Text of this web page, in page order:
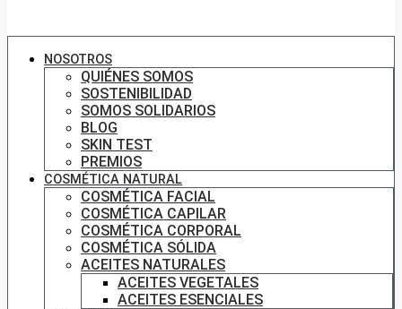
NOSOTROS
QUIÉNES SOMOS
SOSTENIBILIDAD
SOMOS SOLIDARIOS
BLOG
SKIN TEST
PREMIOS
COSMÉTICA NATURAL
COSMÉTICA FACIAL
COSMÉTICA CAPILAR
COSMÉTICA CORPORAL
COSMÉTICA SÓLIDA
ACEITES NATURALES
ACEITES VEGETALES
ACEITES ESENCIALES